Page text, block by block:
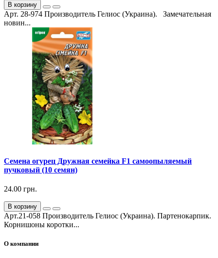
В корзину
Арт. 28-974 Производитель Гелиос (Украина). Замечательная
новин...
Семена огурец Дружная семейка F1 самоопыляемый
пучковый (10 семян)
24.00 грн.
В корзину
Арт.21-058 Производитель Гелиос (Украина). Партенокарпик.
Корнишоны коротки...
О компании